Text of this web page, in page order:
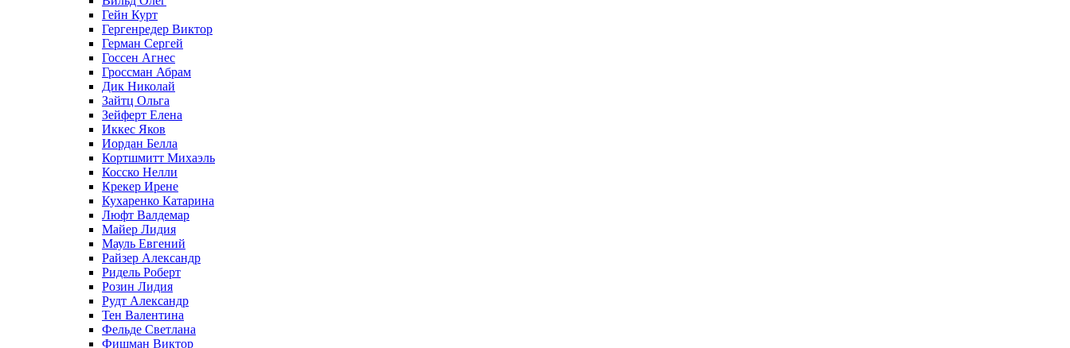
Гейн Курт
Гергенредер Виктор
Герман Сергей
Госсен Агнес
Гроссман Абрам
Дик Николай
Зайтц Ольга
Зейферт Елена
Иккес Яков
Иордан Белла
Кортшмитт Михаэль
Косско Нелли
Крекер Ирене
Кухаренко Катарина
Люфт Валдемaр
Майер Лидия
Мауль Евгений
Райзер Александр
Ридель Роберт
Розин Лидия
Рудт Александр
Тен Валентина
Фельде Светлана
Фишман Виктор